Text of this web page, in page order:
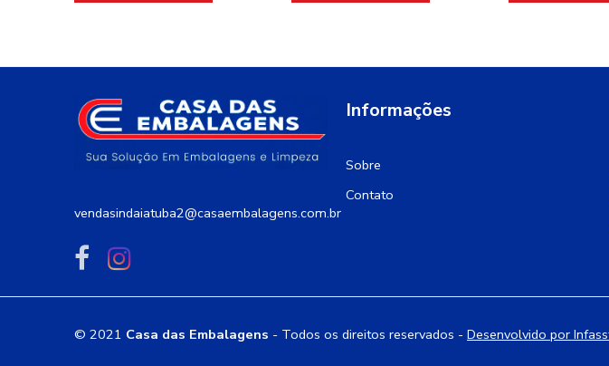
vendasindaiatuba2@casaembalagens.com.br
Informações
Sobre
Contato
© 2021 Casa das Embalagens - Todos os direitos reservados - Desenvolvido por